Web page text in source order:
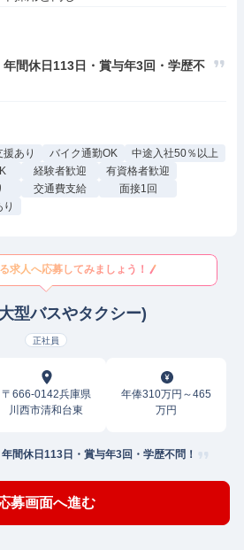
間休日113日・賞与年3回・学歴不
あり バイク通勤OK
中途入社50％以上
経験者歓迎
有資格者歓迎
交通費支給
面接1回
求人へ応募してみましょう！
型バスやタクシー)
正社員
〒666-0142兵庫県
川西市清和台東
年俸310万円～465
万円
間休日113日・賞与年3回・学歴不問！
募画面へ進む